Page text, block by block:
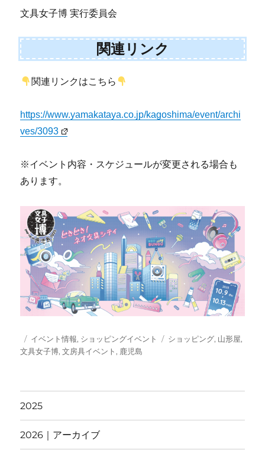
文具女子博 実行委員会
関連リンク
関連リンクはこちら
https://www.yamakataya.co.jp/kagoshima/event/archi
ves/3093
※イベント内容・スケジュールが変更される場合も
あります。
投
稿
カ
テ
イベント情報, ショッピングイベント
タ
ショッピング, 山形屋,
文具女子博,文房具イベント , 鹿児島
2025
2026｜アーカイブ